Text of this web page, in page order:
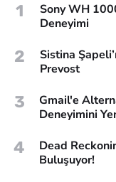
1
Sony WH
Deneyimi
2
Sistina
Prevost
3
Gmail'e
Deneyimini
4
Dead
Buluşuyor!